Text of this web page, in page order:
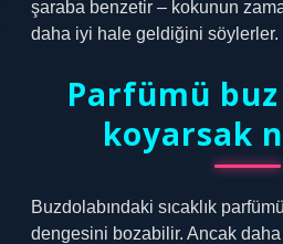
şaraba benzetir – kokunun
daha iyi hale geldiğini söylerler.
Parfümü buz
koyarsak
Buzdolabındaki sıcaklık
dengesini bozabilir. Ancak daha